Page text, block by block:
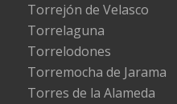
Torrejón de Velasco
Torrelaguna
Torrelodones
Torremocha de Jarama
Torres de la Alameda